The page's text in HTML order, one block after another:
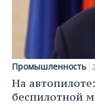
Промышленность
На
беспилотной